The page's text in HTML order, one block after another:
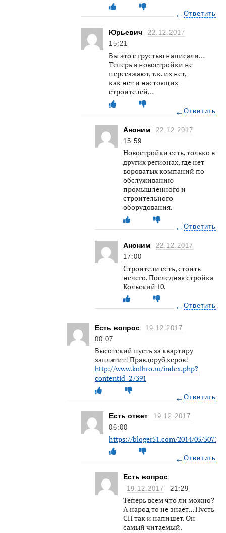
Ответить
Юрьевич
22.12.2017
15:21
Вы это с грустью написали…
Теперь в новостройки не
переезжают, т.к. их нет,
как нет и настоящих
строителей…
Ответить
Аноним
22.12.2017
15:59
Новостройки есть, только в
других регионах, где нет
вороватых компаний по
обслуживанию
промышленного и
строительного
оборудования.
Ответить
Аноним
22.12.2017
17:00
Строители есть, стоить
нечего. Последняя стройка
Кольский 10.
Ответить
Есть вопрос
19.12.2017
00:07
Высотский пусть за квартиру
заплатит! Правдоруб херов!
http://www.kolhro.ru/index.php?
contentid=27391
Ответить
Есть ответ
19.12.2017
06:00
https://bloger51.com/2014/05/50717
Ответить
Есть вопрос
19.12.2017 21:29
Теперь всем что ли можно?
А народ то не знает… Пусть
СП так и напишет. Он
самый читаемый.